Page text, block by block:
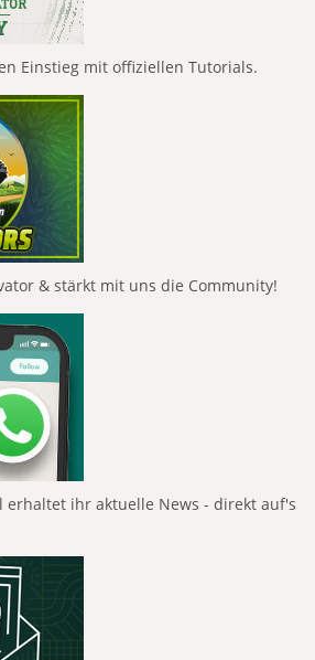
Einstieg mit offiziellen Tutorials.
& stärkt mit uns die Community!
erhaltet ihr aktuelle News - direkt auf's